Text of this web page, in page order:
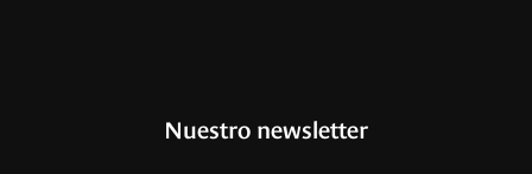
Nuestro newsletter